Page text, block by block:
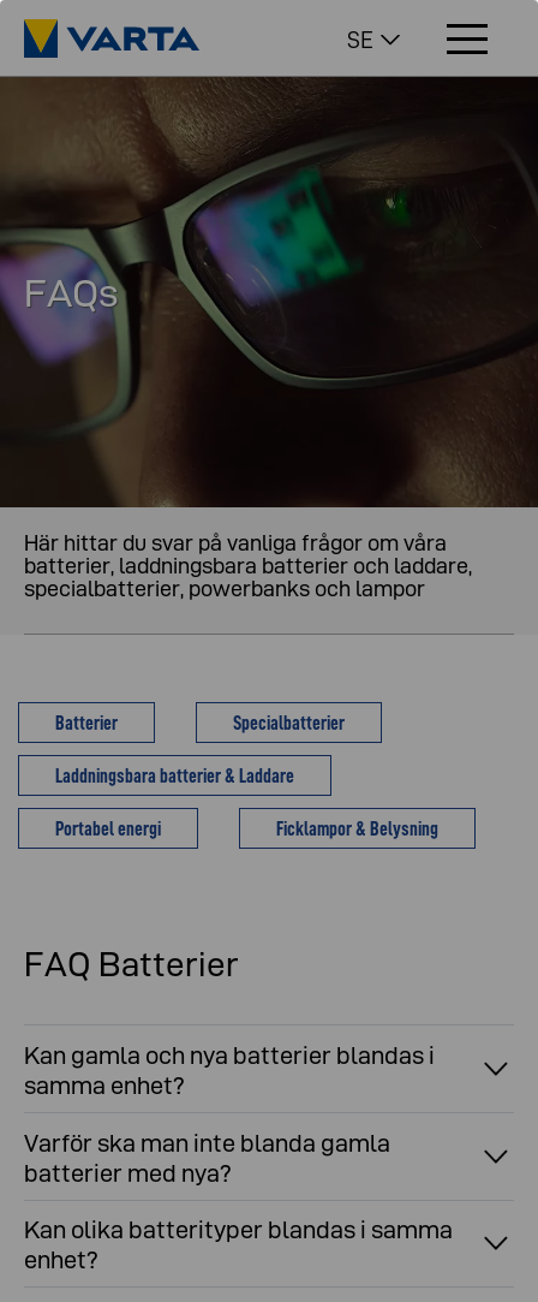
SE
FAQs
Här hittar du svar på vanliga frågor om våra
batterier, laddningsbara batterier och laddare,
specialbatterier, powerbanks och lampor
Batterier Specialbatterier
Laddningsbara batterier & Laddare
Portabel energi Ficklampor & Belysning
FAQ Batterier
Kan gamla och nya batterier blandas i
samma enhet?
Varför ska man inte blanda gamla
batterier med nya?
Kan olika batterityper blandas i samma
enhet?